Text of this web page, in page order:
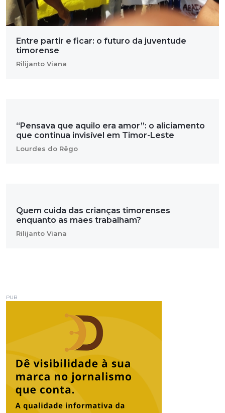
Entre partir e ficar: o futuro da juventude
timorense
Rilijanto Viana
“Pensava que aquilo era amor”: o aliciamento
que continua invisível em Timor-Leste
Lourdes do Rêgo
Quem cuida das crianças timorenses
enquanto as mães trabalham?
Rilijanto Viana
PUB